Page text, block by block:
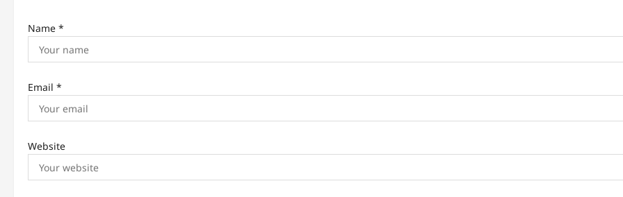
n
Name *
Email *
Website